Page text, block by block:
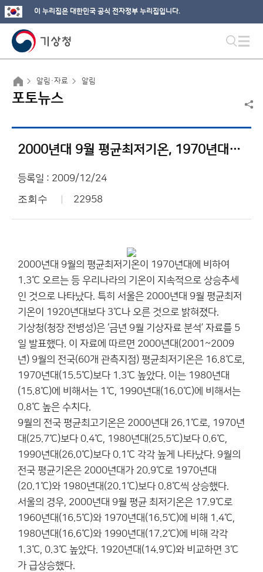
이 누리집은 대한민국 공식 전자정부 누리집입니다.
알림·자료 알림
포토뉴스
2000년대 9월 평균최저기온, 1970년대보다 1.3℃ ↑
등록일 : 2009/12/24
조회수 22958
2000년대 9월의 평균최저기온이 1970년대에 비하여
1.3℃ 오르는 등 우리나라의 기온이 지속적으로 상승추세
인 것으로 나타났다. 특히 서울은 2000년대 9월 평균최저
기온이 1920년대보다 3℃나 오른 것으로 밝혀졌다.
기상청(청장 전병성)은 ‘금년 9월 기상자료 분석’ 자료를 5
일 발표했다. 이 자료에 따르면 2000년대(2001~2009
년) 9월의 전국(60개 관측지점) 평균최저기온은 16.8℃로,
1970년대(15.5℃)보다 1.3℃ 높았다. 이는 1980년대
(15.8℃)에 비해서는 1℃, 1990년대(16.0℃)에 비해서는
0.8℃ 높은 수치다.
9월의 전국 평균최고기온은 2000년대 26.1℃로, 1970년
대(25.7℃)보다 0.4℃, 1980년대(25.5℃)보다 0.6℃,
1990년대(26.0℃)보다 0.1℃ 각각 높게 나타났다. 9월의
전국 평균기온은 2000년대가 20.9℃로 1970년대
(20.1℃)와 1980년대(20.1℃)보다 0.8℃씩 상승했다.
서울의 경우, 2000년대 9월 평균 최저기온은 17.9℃로
1960년대(16.5℃)와 1970년대(16.5℃)에 비해 1.4℃,
1980년대(16.6℃)와 1990년대(17.2℃)에 비해 각각
1.3℃, 0.3℃ 높았다. 1920년대(14.9℃)와 비교하면 3℃
가 급상승했다.